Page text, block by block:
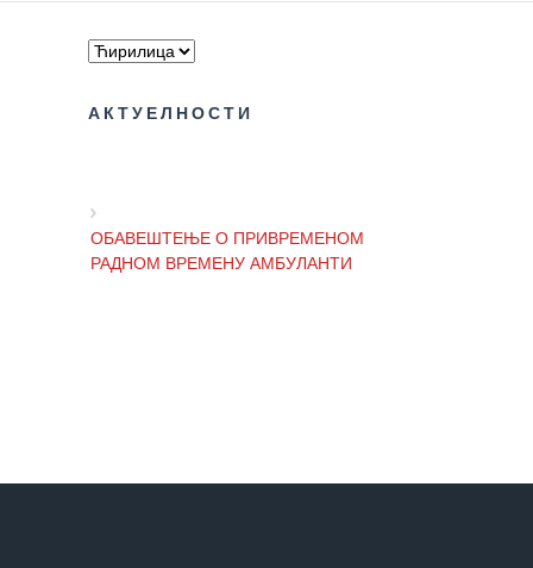
АКТУЕЛНОСТИ
ОБАВЕШТЕЊЕ О ПРИВРЕМЕНОМ
РАДНОМ ВРЕМЕНУ АМБУЛАНТИ
Завода
пацијената
ПИТАЊА И
ОДГОВОРИ